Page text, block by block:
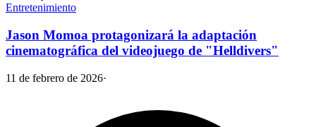
Entretenimiento
Jason Momoa protagonizará la adaptación
cinematográfica del videojuego de "Helldivers"
11 de febrero de 2026·